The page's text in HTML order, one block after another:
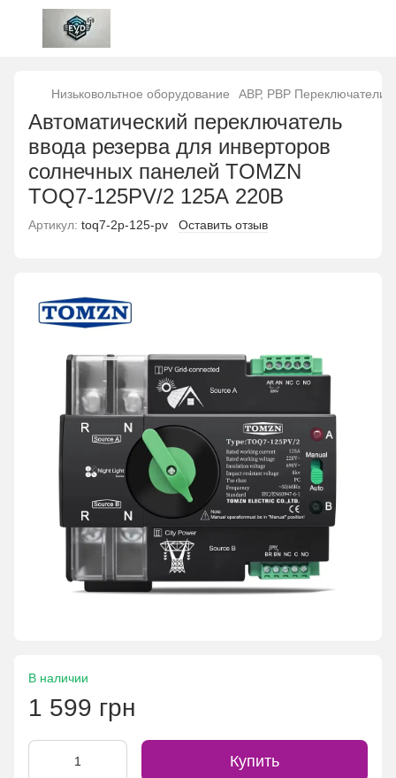
Низьковольтное оборудование АВР, РВР Переключатели
Aвтоматический переключатель
ввода резерва для инверторов
солнечных панелей TOMZN
TOQ7-125PV/2 125А 220В
Артикул: toq7-2p-125-pv Оставить отзыв
В наличии
1 599 грн
Купить